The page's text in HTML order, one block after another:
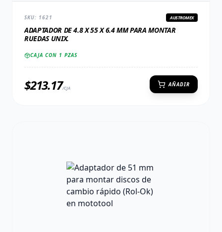
SKU: 1621 AUSTROMEX
ADAPTADOR DE 4.8 X 55 X 6.4 MM PARA MONTAR
RUEDAS UNIX.
CAJA CON 1 PZAS
$213.17/CJA
AÑADIR